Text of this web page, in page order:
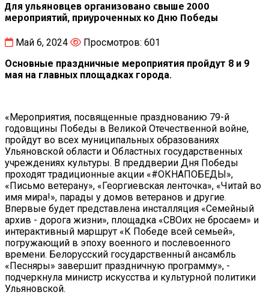
Для ульяновцев организовано свыше 2000
мероприятий, приуроченных ко Дню Победы
Май 6, 2024
Просмотров: 601
Основные праздничные мероприятия пройдут 8 и 9
мая на главных площадках города.
«Мероприятия, посвященные празднованию 79-й
годовщины Победы в Великой Отечественной войне,
пройдут во всех муниципальных образованиях
Ульяновской области и Областных государственных
учреждениях культуры. В преддверии Дня Победы
проходят традиционные акции «#ОКНАПОБЕДЫ»,
«Письмо ветерану», «Георгиевская ленточка», «Читай во
имя мира!», парады у домов ветеранов и другие.
Впервые будет представлена инсталляция «Семейный
архив - дорога жизни», площадка «СВОих не бросаем» и
интерактивный маршрут «К Победе всей семьей»,
погружающий в эпоху военного и послевоенного
времени. Белорусский государственный ансамбль
«Песняры» завершит праздничную программу», -
подчеркнула министр искусства и культурной политики
Ульяновской.